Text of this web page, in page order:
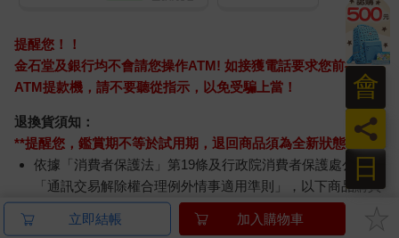
提醒您！！
金石堂及銀行均不會請您操作ATM! 如接獲電話要求您前往
ATM提款機，請不要聽從指示，以免受騙上當！
退換貨須知：
**提醒您，鑑賞期不等於試用期，退回商品須為全新狀態**
依據「消費者保護法」第19條及行政院消費者保護處公告之
「通訊交易解除權合理例外情事適用準則」，以下商品購買
後，除商品本身有瑕疵外，將不提供7天的猶豫期：
易於腐敗、保存期限較短或解約時即將逾期。（如：生
立即結帳 加入購物車
日
員
會